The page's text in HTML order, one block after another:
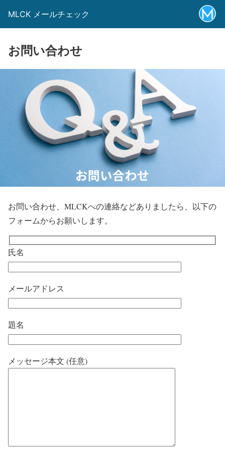
MLCK メールチェック
お問い合わせ
お問い合わせ、MLCKへの連絡などありましたら、以下の
フォームからお願いします。
氏名
メールアドレス
題名
メッセージ本文 (任意)